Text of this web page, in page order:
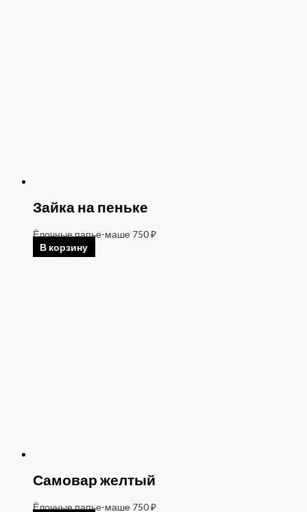
Зайка на пеньке
Ёлочные папье-маше 750₽
В корзину
Самовар желтый
Ёлочные папье-маше 750₽